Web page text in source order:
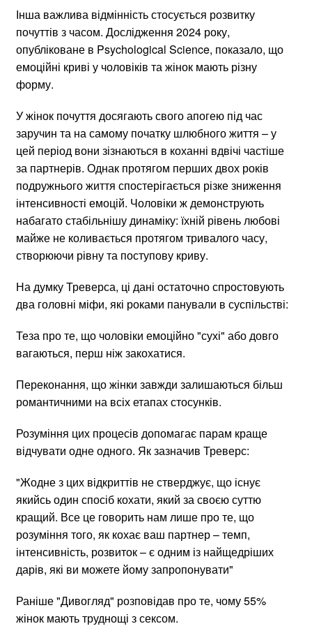
Інша важлива відмінність стосується розвитку
почуттів з часом. Дослідження 2024 року,
опубліковане в Psychological Science, показало, що
емоційні криві у чоловіків та жінок мають різну
форму.
У жінок почуття досягають свого апогею під час
заручин та на самому початку шлюбного життя – у
цей період вони зізнаються в коханні вдвічі частіше
за партнерів. Однак протягом перших двох років
подружнього життя спостерігається різке зниження
інтенсивності емоцій. Чоловіки ж демонструють
набагато стабільнішу динаміку: їхній рівень любові
майже не коливається протягом тривалого часу,
створюючи рівну та поступову криву.
На думку Треверса, ці дані остаточно спростовують
два головні міфи, які роками панували в суспільстві:
Теза про те, що чоловіки емоційно "сухі" або довго
вагаються, перш ніж закохатися.
Переконання, що жінки завжди залишаються більш
романтичними на всіх етапах стосунків.
Розуміння цих процесів допомагає парам краще
відчувати одне одного. Як зазначив Треверс:
"Жодне з цих відкриттів не стверджує, що існує
якийсь один спосіб кохати, який за своєю суттю
кращий. Все це говорить нам лише про те, що
розуміння того, як кохає ваш партнер – темп,
інтенсивність, розвиток – є одним із найщедріших
дарів, які ви можете йому запропонувати"
Раніше "Дивогляд" розповідав про те, чому 55%
жінок мають труднощі з сексом.